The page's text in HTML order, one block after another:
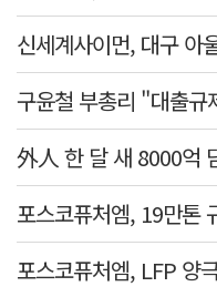
구윤철 부총리 "대출규